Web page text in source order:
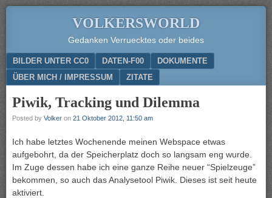
VOLKERSWORLD
Gedanken Verruecktes oder beides
Menu
SKIP TO CONTENT
BILDER UNTER CC0 DATEN-F00
DOKUMENTE
ÜBER MICH / IMPRESSUM
ZITATE
Piwik, Tracking und Dilemma
Posted by Volker on 21 Oktober 2012, 11:50 am
Ich habe letztes Wochenende meinen Webspace etwas
aufgebohrt, da der Speicherplatz doch so langsam eng wurde.
Im Zuge dessen habe ich eine ganze Reihe neuer “Spielzeuge”
bekommen, so auch das Analysetool Piwik. Dieses ist seit heute
aktiviert.